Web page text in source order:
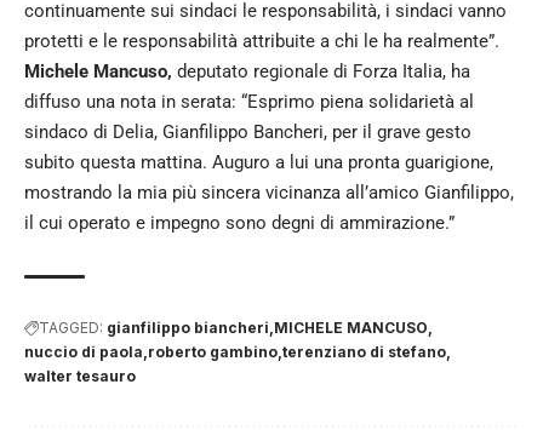
continuamente sui sindaci le responsabilità, i sindaci vanno
protetti e le responsabilità attribuite a chi le ha realmente”.
Michele Mancuso, deputato regionale di Forza Italia, ha
diffuso una nota in serata: “Esprimo piena solidarietà al
sindaco di Delia, Gianfilippo Bancheri, per il grave gesto
subito questa mattina. Auguro a lui una pronta guarigione,
mostrando la mia più sincera vicinanza all’amico Gianfilippo,
il cui operato e impegno sono degni di ammirazione.”
TAGGED: gianfilippo biancheri MICHELE MANCUSO
nuccio di paola roberto gambino terenziano di stefano
walter tesauro